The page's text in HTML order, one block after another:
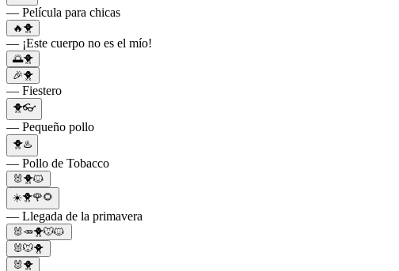
— Película para chicas
🔥🐥
— ¡Este cuerpo no es el mío!
🌅🐥
🎉🐥
— Fiestero
🐥👓
— Pequeño pollo
🐥♨️
— Pollo de Tobacco
🐰🐥🐱
☀️🐥🌹🌻
— Llegada de la primavera
🐰🥕🐥🐭🐱
🐰🐭🐥
🐰🐥